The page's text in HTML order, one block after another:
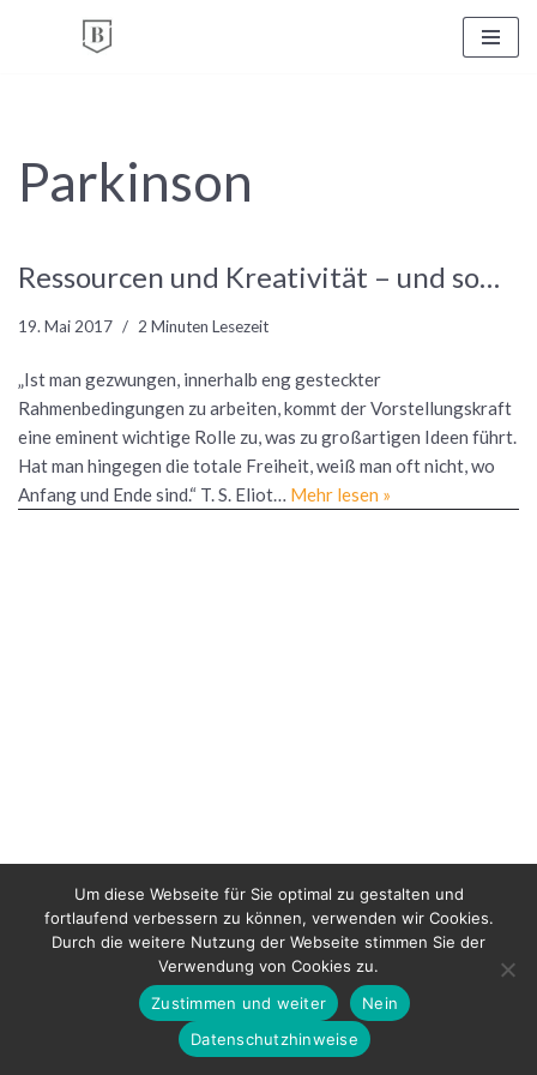
Parkinson
Ressourcen und Kreativität – und so…
19. Mai 2017 2 Minuten Lesezeit
„Ist man gezwungen, innerhalb eng gesteckter
Rahmenbedingungen zu arbeiten, kommt der Vorstellungskraft
eine eminent wichtige Rolle zu, was zu großartigen Ideen führt.
Hat man hingegen die totale Freiheit, weiß man oft nicht, wo
Anfang und Ende sind.“ T. S. Eliot… Mehr lesen »
Bertold Raschkowski 2026
Impressum
Um diese Webseite für Sie optimal zu gestalten und
fortlaufend verbessern zu können, verwenden wir Cookies.
Durch die weitere Nutzung der Webseite stimmen Sie der
Verwendung von Cookies zu.
Zustimmen und weiter
Nein
Datenschutzhinweise